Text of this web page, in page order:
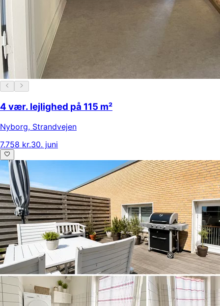
4 vær. lejlighed på 115 m²
Nyborg, Strandvejen
7.758 kr.30. juni